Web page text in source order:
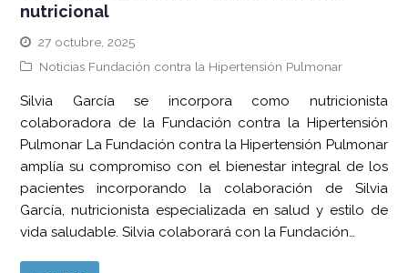
nutricional
27 octubre, 2025
Noticias Fundación contra la Hipertensión Pulmonar
Silvia García se incorpora como nutricionista
colaboradora de la Fundación contra la Hipertensión
Pulmonar La Fundación contra la Hipertensión Pulmonar
amplía su compromiso con el bienestar integral de los
pacientes incorporando la colaboración de Silvia
García, nutricionista especializada en salud y estilo de
vida saludable. Silvia colaborará con la Fundación…